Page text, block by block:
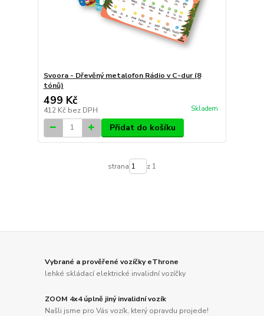
Svoora - Dřevěný metalofon Rádio v C-dur (8
tónů)
499 Kč
412 Kč bez DPH Skladem
Přidat do košíku
strana z 1
Vybrané a prověřené vozíčky eThrone
lehké skládací elektrické invalidní vozíčky
ZOOM 4x4 úplně jiný invalidní vozík
Našli jsme pro Vás vozík, který opravdu projede!